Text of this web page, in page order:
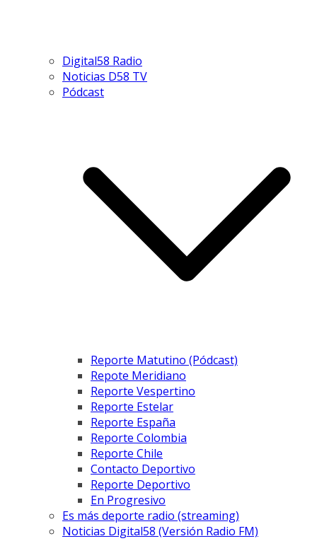
Digital58 Radio
Noticias D58 TV
Pódcast
Reporte Matutino (Pódcast)
Repote Meridiano
Reporte Vespertino
Reporte Estelar
Reporte España
Reporte Colombia
Reporte Chile
Contacto Deportivo
Reporte Deportivo
En Progresivo
Es más deporte radio (streaming)
Noticias Digital58 (Versión Radio FM)